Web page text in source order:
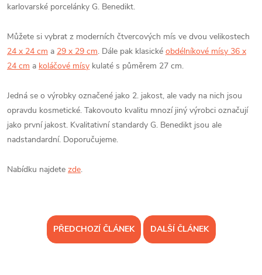
karlovarské porcelánky G. Benedikt.
Můžete si vybrat z moderních čtvercových mís ve dvou velikostech
24 x 24 cm a 29 x 29 cm. Dále pak klasické obdélníkové mísy 36 x
24 cm a koláčové mísy kulaté s půměrem 27 cm.
Jedná se o výrobky označené jako 2. jakost, ale vady na nich jsou
opravdu kosmetické. Takovouto kvalitu mnozí jiný výrobci označují
jako první jakost. Kvalitativní standardy G. Benedikt jsou ale
nadstandardní. Doporučujeme.
Nabídku najdete zde.
PŘEDCHOZÍ ČLÁNEK DALŠÍ ČLÁNEK